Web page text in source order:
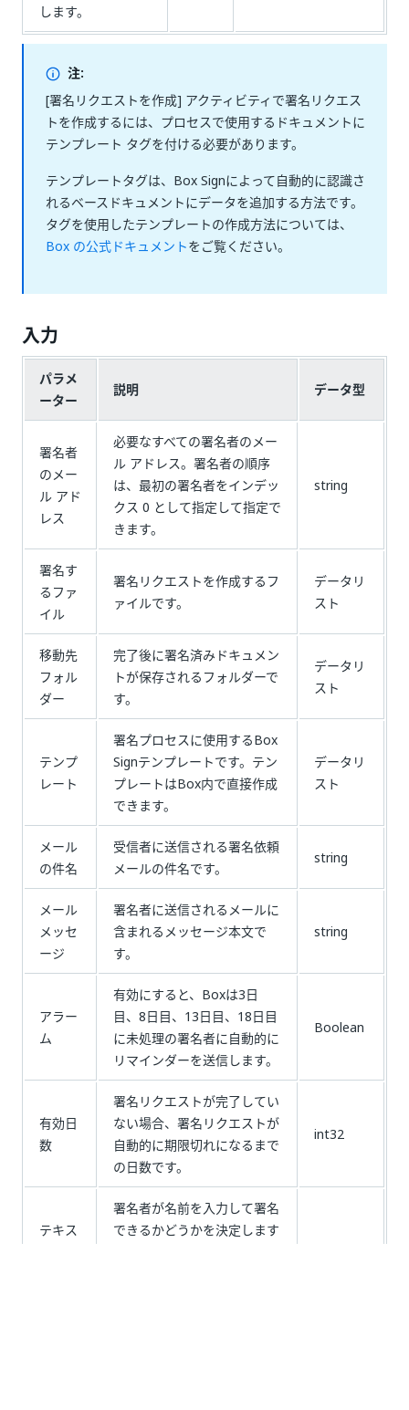
します。
注:
[署名リクエストを作成] アクティビティで署名リクエス
トを作成するには、プロセスで使用するドキュメントに
テンプレート タグを付ける必要があります。
テンプレートタグは、Box Signによって自動的に認識さ
れるベースドキュメントにデータを追加する方法です。
タグを使用したテンプレートの作成方法については、
Box の公式ドキュメントをご覧ください。
入力
パラメ
ーター
説明 データ型
署名者
のメー
ル アド
レス
必要なすべての署名者のメー
ル アドレス。署名者の順序
は、最初の署名者をインデッ
クス 0 として指定して指定で
きます。
string
署名す
るファ
イル
署名リクエストを作成するフ
ァイルです。
データリ
スト
移動先
フォル
ダー
完了後に署名済みドキュメン
トが保存されるフォルダーで
す。
データリ
スト
テンプ
レート
署名プロセスに使用するBox
Signテンプレートです。テン
プレートはBox内で直接作成
できます。
データリ
スト
メール
の件名
受信者に送信される署名依頼
メールの件名です。
string
メール
メッセ
ージ
署名者に送信されるメールに
含まれるメッセージ本文で
す。
string
アラー
ム
有効にすると、Boxは3日
目、8日目、13日目、18日目
に未処理の署名者に自動的に
リマインダーを送信します。
Boolean
有効日
数
署名リクエストが完了してい
ない場合、署名リクエストが
自動的に期限切れになるまで
の日数です。
int32
テキス
署名者が名前を入力して署名
できるかどうかを決定します